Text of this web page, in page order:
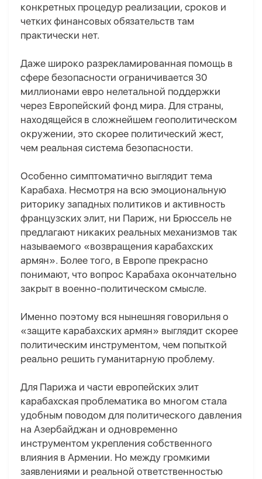
конкретных процедур реализации, сроков и
четких финансовых обязательств там
практически нет.
Даже широко разрекламированная помощь в
сфере безопасности ограничивается 30
миллионами евро нелетальной поддержки
через Европейский фонд мира. Для страны,
находящейся в сложнейшем геополитическом
окружении, это скорее политический жест,
чем реальная система безопасности.
Особенно симптоматично выглядит тема
Карабаха. Несмотря на всю эмоциональную
риторику западных политиков и активность
французских элит, ни Париж, ни Брюссель не
предлагают никаких реальных механизмов так
называемого «возвращения карабахских
армян». Более того, в Европе прекрасно
понимают, что вопрос Карабаха окончательно
закрыт в военно-политическом смысле.
Именно поэтому вся нынешняя говорильня о
«защите карабахских армян» выглядит скорее
политическим инструментом, чем попыткой
реально решить гуманитарную проблему.
Для Парижа и части европейских элит
карабахская проблематика во многом стала
удобным поводом для политического давления
на Азербайджан и одновременно
инструментом укрепления собственного
влияния в Армении. Но между громкими
заявлениями и реальной ответственностью